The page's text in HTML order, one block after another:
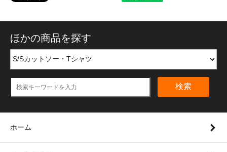
ほかの商品を探す
検索
ホーム